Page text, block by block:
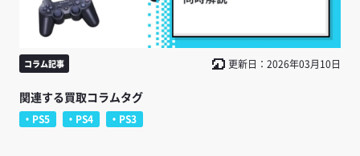
コラム記事 更新日：2026年03月10日
関連する買取コラムタグ
PS5 PS4 PS3